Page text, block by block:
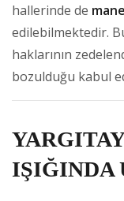
hallerinde de
edilebilmektedir.
haklarının
bozulduğu kabul
IŞIĞINDA